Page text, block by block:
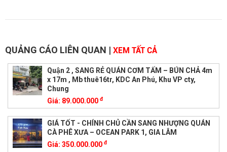
QUẢNG CÁO LIÊN QUAN | XEM TẤT CẢ
Quận 2 , SANG RẺ QUÁN CƠM TẤM – BÚN CHẢ 4m
x 17m , Mb thuê16tr, KDC An Phú, Khu VP cty,
Chung
Giá: 89.000.000 đ
GIÁ TỐT - CHÍNH CHỦ CẦN SANG NHƯỢNG QUÁN
CÀ PHÊ XƯA – OCEAN PARK 1, GIA LÂM
Giá: 350.000.000 đ